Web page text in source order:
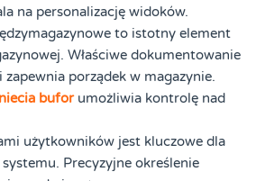
na personalizację widoków.
to istotny element
Właściwe dokumentowanie
zapewnia porządek w magazynie.
buforumożliwia kontrolę nad
użytkowników jest kluczowe dla
Precyzyjne określenie